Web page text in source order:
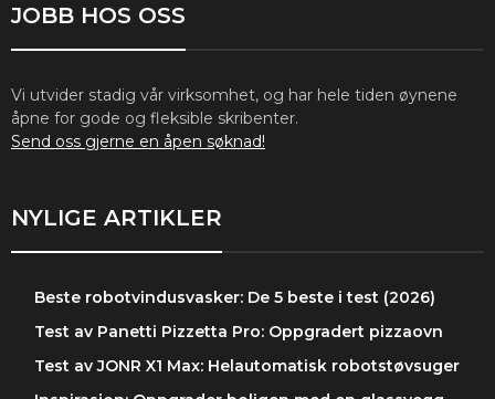
JOBB HOS OSS
Vi utvider stadig vår virksomhet, og har hele tiden øynene
åpne for gode og fleksible skribenter.
Send oss gjerne en åpen søknad!
NYLIGE ARTIKLER
Beste robotvindusvasker: De 5 beste i test (2026)
Test av Panetti Pizzetta Pro: Oppgradert pizzaovn
Test av JONR X1 Max: Helautomatisk robotstøvsuger